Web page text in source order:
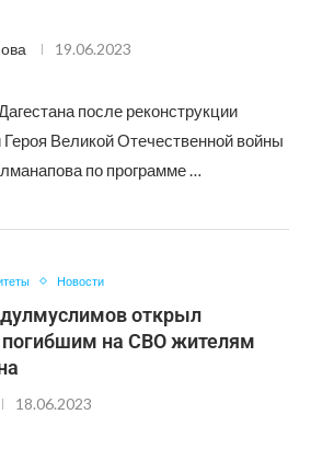
19.06.2023
после реконструкции
Великой Отечественной войны
по программе …
Новости
открыл
на СВО жителям
18.06.2023